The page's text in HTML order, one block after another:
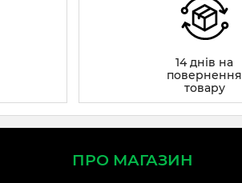
14 днів на
повернення
товару
ПРО МАГАЗИН